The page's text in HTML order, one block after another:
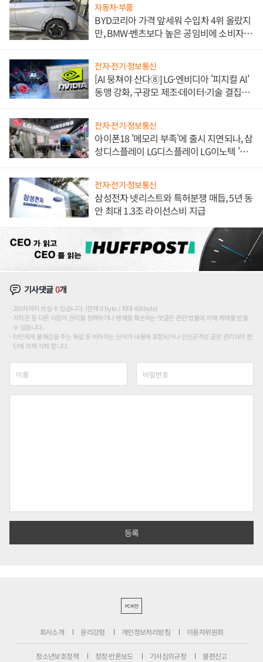
자동차·부품
BYD코리아 가격 앞세워 수입차 4위 올랐지
만, BMW·벤츠보다 높은 공임비에 소비자
전자·전기·정보통신
[AI 뭉쳐야 산다⑧] LG·엔비디아 '피지컬 AI'
동맹 강화, 구광모 제조·데이터·기술 결집
전자·전기·정보통신
아이폰18 '메모리 부족'에 출시 지연되나, 삼
성디스플레이 LG디스플레이 LG이노텍 '탈
전자·전기·정보통신
삼성전자 넷리스트와 특허분쟁 매듭, 5년 동
안 최대 1.3조 라이선스비 지급
기사댓글0개
200자까지 쓰실 수 있습니다. (현재 0 byte / 최대 400byte)
저작권 등 다른 사람의 권리를 침해하거나 명예를 훼손하는 댓글은 관련 법률에 의해 제재를 받을
수 있습니다.
타인에게 불쾌감을 주는 욕설 등 비하하는 단어가 내용에 포함되거나 인신공격성 글은 관리자의 판
단에 의해 삭제 합니다.
PC버전
회사소개 윤리강령 개인정보처리방침 이용자위원회
청소년보호정책 정정·반론보도 기사심의규정 불편신고